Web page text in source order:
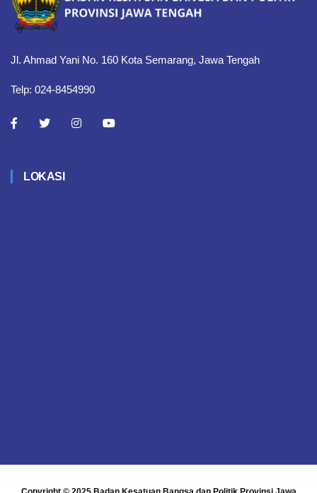
Jl. Ahmad Yani No. 160 Kota Semarang, Jawa Tengah
Telp: 024-8454990
LOKASI